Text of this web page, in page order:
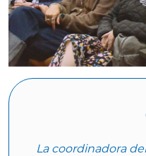
La coordinadora